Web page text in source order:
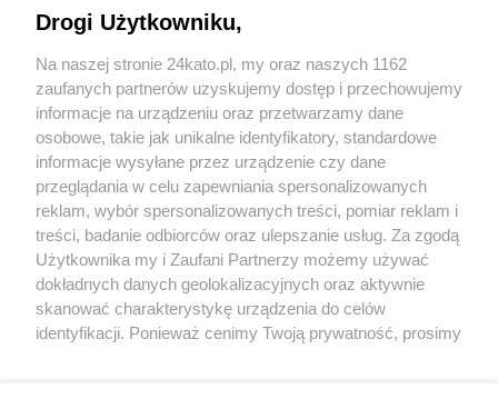
Wróć do strony głównej
ślązag.pl
0%
Drogi Użytkowniku,
Na naszej stronie 24kato.pl, my oraz naszych 1162
zaufanych partnerów uzyskujemy dostęp i przechowujemy
informacje na urządzeniu oraz przetwarzamy dane
osobowe, takie jak unikalne identyfikatory, standardowe
informacje wysyłane przez urządzenie czy dane
przeglądania w celu zapewniania spersonalizowanych
reklam, wybór spersonalizowanych treści, pomiar reklam i
treści, badanie odbiorców oraz ulepszanie usług. Za zgodą
Użytkownika my i Zaufani Partnerzy możemy używać
dokładnych danych geolokalizacyjnych oraz aktywnie
skanować charakterystykę urządzenia do celów
identyfikacji. Ponieważ cenimy Twoją prywatność, prosimy